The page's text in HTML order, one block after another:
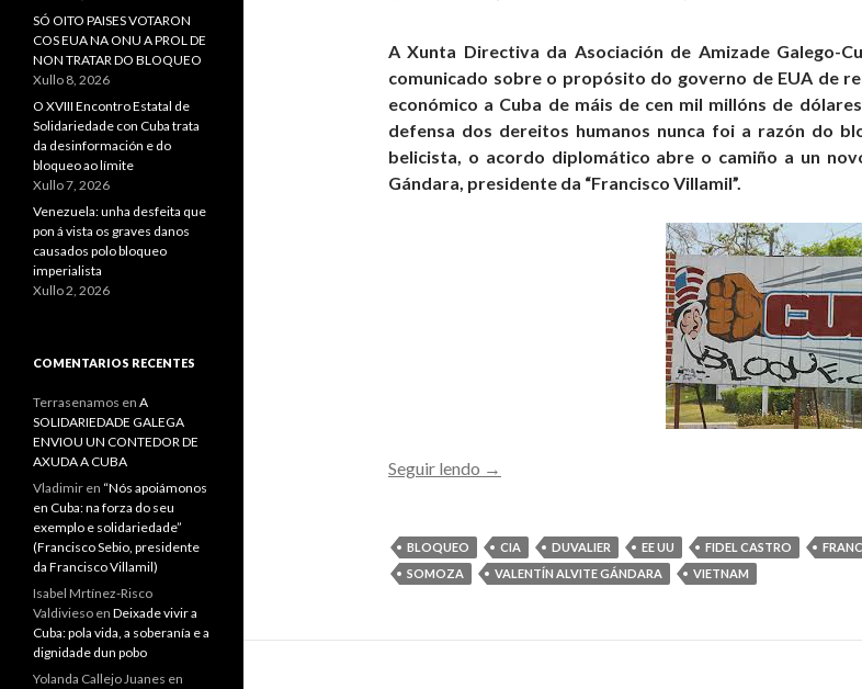
A Xunta Directiva da Asociación de Amizade Galego-
comunicado sobre o propósito do governo de EUA de
económico a Cuba de máis de cen mil millóns de
defensa dos dereitos humanos nunca foi a razón do
belicista, o acordo diplomático abre o camiño a un
Gándara, presidente da “Francisco Villamil”.
Seguir lendo O
a
Cuba
→
BLOQUEO CIA DUVALIER EE UU FIDEL CASTRO
SOMOZA
VALENTÍN ALVITE GÁNDARA VIETNAM
SÓ OITO PAISES VOTARON
COS EUA NA ONU A PROL DE
NON TRATAR DO BLOQUEO
Xullo 8, 2026
O XVIII Encontro Estatal de
Solidariedade con Cuba trata
da desinformación e do
bloqueo ao límite
Xullo 7, 2026
Venezuela: unha desfeita que
pon á vista os graves danos
causados polo bloqueo
imperialista
Xullo 2, 2026
COMENTARIOS RECENTES
Terrasenamos en A
SOLIDARIEDADE GALEGA
ENVIOU UN CONTEDOR DE
AXUDA A CUBA
Vladimir en “Nós apoiámonos
en Cuba: na forza do seu
exemplo e solidariedade”
(Francisco Sebio, presidente
da Francisco Villamil)
Isabel Mrtínez-Risco
Valdivieso en Deixade vivir a
Cuba: pola vida, a soberanía e a
dignidade dun pobo
Yolanda Callejo Juanes en